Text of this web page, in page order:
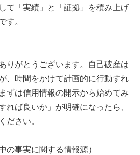
て「実績」と「証拠」を積み上げ
す。
りがとうございます。自己破産は
、時間をかけて計画的に行動すれ
ずは信用情報の開示から始めてみ
れば良いか」が明確になったら、
ださい。
の事実に関する情報源）